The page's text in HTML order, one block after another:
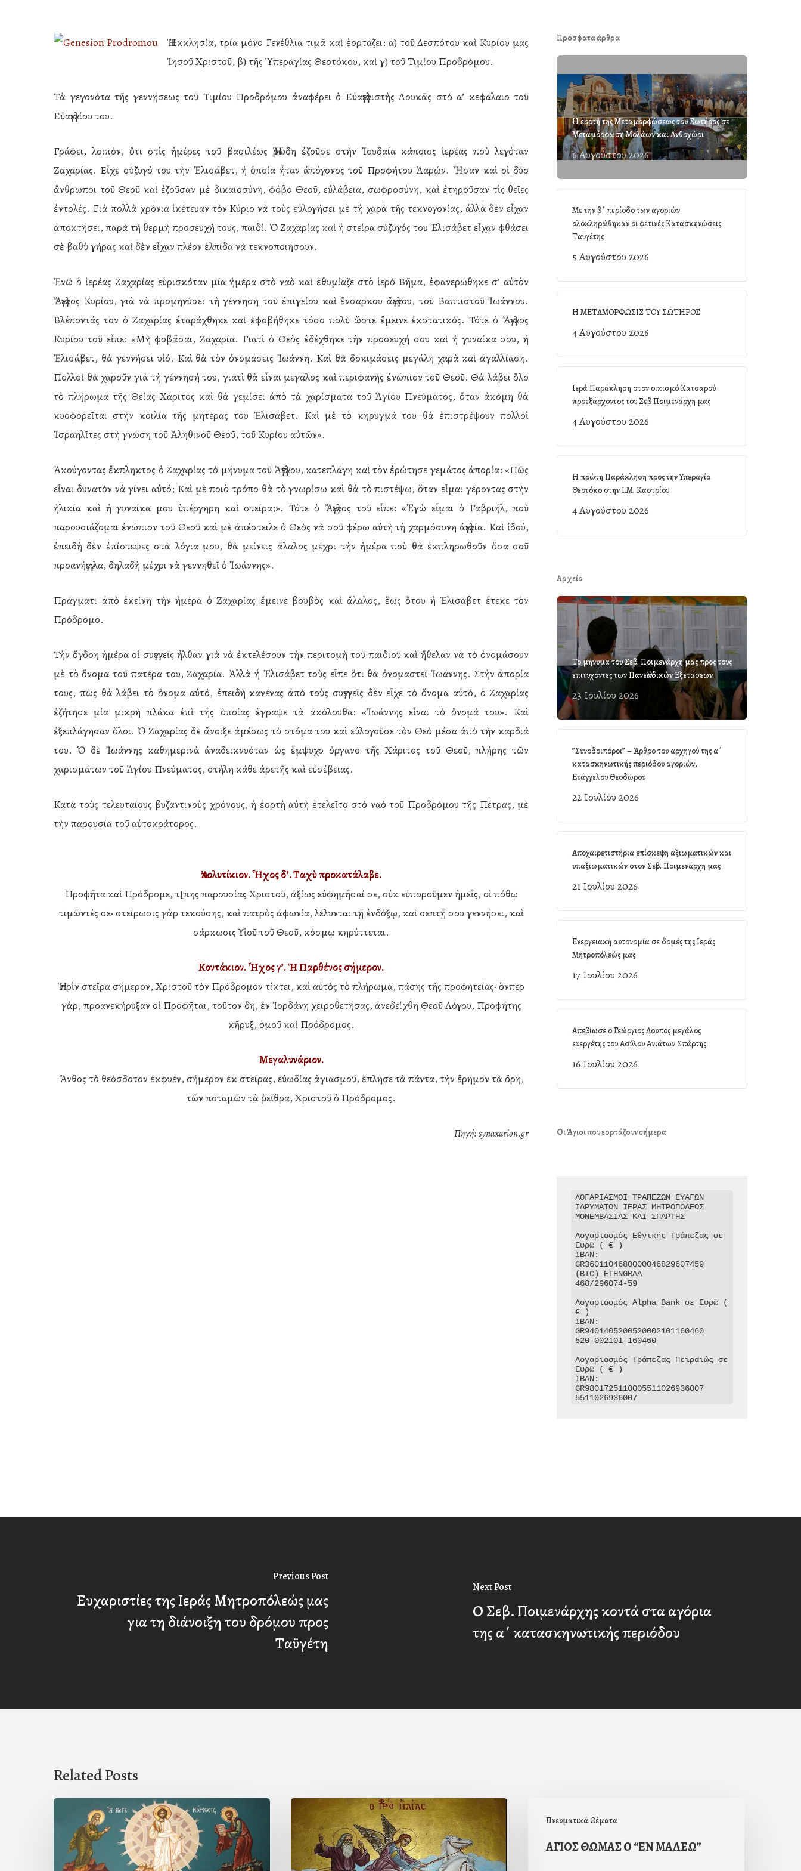
Hit enter to search or ESC to close
Ἡ Ἐκκλησία, τρία μόνο Γενέθλια τιμᾶ καὶ ἑορτάζει: α) τοῦ Δεσπότου καὶ Κυρίου μας
Ἰησοῦ Χριστοῦ, β) τῆς Ὑπεραγίας Θεοτόκου, καὶ γ) τοῦ Τιμίου Προδρόμου.
Τὰ γεγονότα τῆς γεννήσεως τοῦ Τιμίου Προδρόμου ἀναφέρει ὁ Εὐαγγελιστὴς Λουκᾶς στὸ α’ κεφάλαιο τοῦ
Εὐαγγελίου του.
Γράφει, λοιπόν, ὅτι στὶς ἡμέρες τοῦ βασιλέως Ἡρώδη ἐζοῦσε στὴν Ἰουδαία κάποιος ἱερέας ποὺ λεγόταν
Ζαχαρίας. Εἶχε σύζυγό του τὴν Ἐλισάβετ, ἡ ὁποία ἦταν ἀπόγονος τοῦ Προφήτου Ἀαρών. Ἦσαν καὶ οἱ δύο
ἄνθρωποι τοῦ Θεοῦ καὶ ἐζοῦσαν μὲ δικαιοσύνη, φόβο Θεοῦ, εὐλάβεια, σωφροσύνη, καὶ ἐτηροῦσαν τὶς θεῖες
ἐντολές. Γιὰ πολλὰ χρόνια ἱκέτευαν τὸν Κύριο νὰ τοὺς εὐλογήσει μὲ τὴ χαρὰ τῆς τεκνογονίας, ἀλλὰ δὲν εἶχαν
ἀποκτήσει, παρὰ τὴ θερμὴ προσευχή τους, παιδί. Ὁ Ζαχαρίας καὶ ἡ στείρα σύζυγός του Ἐλισάβετ εἶχαν φθάσει
σὲ βαθὺ γήρας καὶ δὲν εἶχαν πλέον ἐλπίδα νὰ τεκνοποιήσουν.
Ἐνῶ ὁ ἱερέας Ζαχαρίας εὑρισκόταν μία ἡμέρα στὸ ναὸ καὶ ἐθυμίαζε στὸ ἱερὸ Βῆμα, ἐφανερώθηκε σ’ αὐτὸν
Ἄγγελος Κυρίου, γιὰ νὰ προμηνύσει τὴ γέννηση τοῦ ἐπιγείου καὶ ἔνσαρκου ἄγγελου, τοῦ Βαπτιστοῦ Ἰωάννου.
Βλέποντάς τον ὁ Ζαχαρίας ἐταράχθηκε καὶ ἐφοβήθηκε τόσο πολὺ ὥστε ἔμεινε ἐκστατικός. Τότε ὁ Ἄγγελος
Κυρίου τοῦ εἶπε: «Μὴ φοβᾶσαι, Ζαχαρία. Γιατὶ ὁ Θεὸς ἐδέχθηκε τὴν προσευχή σου καὶ ἡ γυναίκα σου, ἡ
Ἐλισάβετ, θὰ γεννήσει υἱό. Καὶ θὰ τὸν ὀνομάσεις Ἰωάννη. Καὶ θὰ δοκιμάσεις μεγάλη χαρὰ καὶ ἀγαλλίαση.
Πολλοὶ θὰ χαροῦν γιὰ τὴ γέννησή του, γιατὶ θὰ εἶναι μεγάλος καὶ περιφανὴς ἐνώπιον τοῦ Θεοῦ. Θὰ λάβει ὅλο
τὸ πλήρωμα τῆς Θείας Χάριτος καὶ θὰ γεμίσει ἀπὸ τὰ χαρίσματα τοῦ Ἁγίου Πνεύματος, ὅταν ἀκόμη θὰ
κυοφορεῖται στὴν κοιλία τῆς μητέρας του Ἐλισάβετ. Καὶ μὲ τὸ κήρυγμά του θὰ ἐπιστρέψουν πολλοὶ
Ἰσραηλῖτες στὴ γνώση τοῦ Ἀληθινοῦ Θεοῦ, τοῦ Κυρίου αὐτῶν».
Ἀκούγοντας ἔκπληκτος ὁ Ζαχαρίας τὸ μήνυμα τοῦ Ἀγγέλου, κατεπλάγη καὶ τὸν ἐρώτησε γεμάτος ἀπορία: «Πῶς
εἶναι δυνατὸν νὰ γίνει αὐτό; Καὶ μὲ ποιὸ τρόπο θὰ τὸ γνωρίσω καὶ θὰ τὸ πιστέψω, ὅταν εἶμαι γέροντας στὴν
ἡλικία καὶ ἡ γυναίκα μου ὑπέργηρη καὶ στείρα;». Τότε ὁ Ἄγγελος τοῦ εἶπε: «Ἐγὼ εἶμαι ὁ Γαβριήλ, ποὺ
παρουσιάζομαι ἐνώπιον τοῦ Θεοῦ καὶ μὲ ἀπέστειλε ὁ Θεὸς νὰ σοῦ φέρω αὐτὴ τὴ χαρμόσυνη ἀγγελία. Καὶ ἰδού,
ἐπειδὴ δὲν ἐπίστεψες στὰ λόγια μου, θὰ μείνεις ἄλαλος μέχρι τὴν ἡμέρα ποὺ θὰ ἐκπληρωθοῦν ὅσα σοῦ
προανήγγειλα, δηλαδὴ μέχρι νὰ γεννηθεῖ ὁ Ἰωάννης».
Πράγματι ἀπὸ ἐκείνη τὴν ἡμέρα ὁ Ζαχαρίας ἔμεινε βουβὸς καὶ ἄλαλος, ἕως ὅτου ἡ Ἐλισάβετ ἔτεκε τὸν
Πρόδρομο.
Τὴν ὄγδοη ἡμέρα οἱ συγγενεῖς ἦλθαν γιὰ νὰ ἐκτελέσουν τὴν περιτομὴ τοῦ παιδιοῦ καὶ ἤθελαν νὰ τὸ ὀνομάσουν
μὲ τὸ ὄνομα τοῦ πατέρα του, Ζαχαρία. Ἀλλὰ ἡ Ἐλισάβετ τοὺς εἶπε ὅτι θὰ ὀνομαστεῖ Ἰωάννης. Στὴν ἀπορία
τους, πῶς θὰ λάβει τὸ ὄνομα αὐτό, ἐπειδὴ κανένας ἀπὸ τοὺς συγγενεῖς δὲν εἶχε τὸ ὄνομα αὐτό, ὁ Ζαχαρίας
ἐζήτησε μία μικρὴ πλάκα ἐπὶ τῆς ὁποίας ἔγραψε τὰ ἀκόλουθα: «Ἰωάννης εἶναι τὸ ὄνομά του». Καὶ
ἐξεπλάγησαν ὅλοι. Ὁ Ζαχαρίας δὲ ἄνοιξε ἀμέσως τὸ στόμα του καὶ εὐλογοῦσε τὸν Θεὸ μέσα ἀπὸ τὴν καρδιά
του. Ὁ δὲ Ἰωάννης καθημερινὰ ἀναδεικνυόταν ὡς ἔμψυχο ὄργανο τῆς Χάριτος τοῦ Θεοῦ, πλήρης τῶν
χαρισμάτων τοῦ Ἁγίου Πνεύματος, στήλη κάθε ἀρετῆς καὶ εὐσέβειας.
Κατὰ τοὺς τελευταίους βυζαντινοὺς χρόνους, ἡ ἑορτὴ αὐτὴ ἐτελεῖτο στὸ ναὸ τοῦ Προδρόμου τῆς Πέτρας, μὲ
τὴν παρουσία τοῦ αὐτοκράτορος.
Ἀπολυτίκιον. Ἦχος δ’. Ταχὺ προκατάλαβε.
Προφῆτα καὶ Πρόδρομε, τ[πης παρουσίας Χριστοῦ, ἀξίως εὐφημῆσαί σε, οὐκ εὐποροῦμεν ἡμεῖς, οἱ πόθῳ
τιμῶντές σε· στείρωσις γὰρ τεκούσης, καὶ πατρὸς ἀφωνία, λέλυνται τῇ ἐνδόξῳ, καὶ σεπτῇ σου γεννήσει, καὶ
σάρκωσις Υἱοῦ τοῦ Θεοῦ, κόσμῳ κηρύττεται.
Κοντάκιον. Ἦχος γ’. Ἡ Παρθένος σήμερον.
Ἡ πρὶν στεῖρα σήμερον, Χριστοῦ τὸν Πρόδρομον τίκτει, καὶ αὐτὸς τὸ πλήρωμα, πάσης τῆς προφητείας· ὃνπερ
γὰρ, προανεκήρυξαν οἱ Προφῆται, τοῦτον δή, ἐν Ἰορδάνῃ χειροθετήσας, ἀνεδείχθη Θεοῦ Λόγου, Προφήτης
κῆρυξ, ὁμοῦ καὶ Πρόδρομος.
Μεγαλυνάριον.
Ἄνθος τὸ θεόσδοτον ἐκφυέν, σήμερον ἐκ στείρας, εὐωδίας ἁγιασμοῦ, ἔπλησε τὰ πάντα, τὴν ἔρημον τὰ ὄρη,
τῶν ποταμῶν τὰ ῥεῖθρα, Χριστοῦ ὁ Πρόδρομος.
Πηγή: synaxarion.gr
Πρόσφατα άρθρα
Η εορτή της Μεταμορφώσεως του Σωτήρος σε
Μεταμόρφωση Μολάων και Ανθοχώρι
6 Αυγούστου 2026
Με την β΄ περίοδο των αγοριών
ολοκληρώθηκαν οι φετινές Κατασκηνώσεις
Ταϋγέτης
5 Αυγούστου 2026
Η ΜΕΤΑΜΟΡΦΩΣΙΣ ΤΟΥ ΣΩΤΗΡΟΣ
4 Αυγούστου 2026
Ιερά Παράκληση στον οικισμό Κατσαρού
προεξάρχοντος του Σεβ Ποιμενάρχη μας
4 Αυγούστου 2026
Η πρώτη Παράκληση προς την Υπεραγία
Θεοτόκο στην Ι.Μ. Καστρίου
4 Αυγούστου 2026
Αρχείο
Το μήνυμα του Σεβ. Ποιμενάρχη μας προς τους
επιτυχόντες των Πανελλαδικών Εξετάσεων
23 Ιουλίου 2026
”Συνοδοιπόροι” – Άρθρο του αρχηγού της α΄
κατασκηνωτικής περιόδου αγοριών,
Ευάγγελου Θεοδώρου
22 Ιουλίου 2026
Αποχαιρετιστήρια επίσκεψη αξιωματικών και
υπαξιωματικών στον Σεβ. Ποιμενάρχη μας
21 Ιουλίου 2026
Ενεργειακή αυτονομία σε δομές της Ιεράς
Μητροπόλεώς μας
17 Ιουλίου 2026
Απεβίωσε ο Γεώργιος Λουπός μεγάλος
ευεργέτης του Ασύλου Ανιάτων Σπάρτης
16 Ιουλίου 2026
Οι Άγιοι που εορτάζουν σήμερα
ΛΟΓΑΡΙΑΣΜΟΙ ΤΡΑΠΕΖΩΝ ΕΥΑΓΩΝ
ΙΔΡΥΜΑΤΩΝ ΙΕΡΑΣ ΜΗΤΡΟΠΟΛΕΩΣ
ΜΟΝΕΜΒΑΣΙΑΣ ΚΑΙ ΣΠΑΡΤΗΣ
Λογαριασμός Εθνικής Τράπεζας σε
Ευρώ ( € )
IBAN:
GR3601104680000046829607459
(BIC) ETHNGRAA
468/296074-59
Λογαριασμός Alpha Bank σε Ευρώ (
€ )
IBAN:
GR9401405200520002101160460
520-002101-160460
Λογαριασμός Τράπεζας Πειραιώς σε
Ευρώ ( € )
IBAN:
GR9801725110005511026936007
5511026936007
Previous Post
Ευχαριστίες της Ιεράς Μητροπόλεώς μας
για τη διάνοιξη του δρόμου προς
Ταϋγέτη
Next Post
Ο Σεβ. Ποιμενάρχης κοντά στα αγόρια
της α΄ κατασκηνωτικής περιόδου
Related Posts
ΜΕΤΑΜΟΡΦΩΣΙΣ
ΤΟΥ
ΣΩΤΗΡΟΣ
ΒΙΟΣ
ΚΑΙ
ΔΡΑΣΙΣ
ΤΟΥ
Πνευματικά Θέματα
ΘΩΜΑΣ
ΑΓΙΟΣ ΘΩΜΑΣ Ο “ΕΝ ΜΑΛΕΩ”